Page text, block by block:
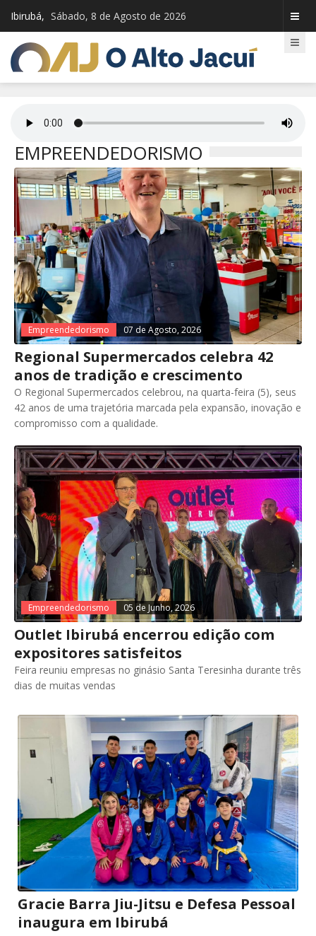
Ibirubá, Sábado, 8 de Agosto de 2026
EMPREENDEDORISMO
Empreendedorismo 07 de Agosto, 2026
Regional Supermercados celebra 42
anos de tradição e crescimento
O Regional Supermercados celebrou, na quarta-feira (5), seus
42 anos de uma trajetória marcada pela expansão, inovação e
compromisso com a qualidade.
Empreendedorismo 05 de Junho, 2026
Outlet Ibirubá encerrou edição com
expositores satisfeitos
Feira reuniu empresas no ginásio Santa Teresinha durante três
dias de muitas vendas
Gracie Barra Jiu-Jitsu e Defesa Pessoal
inaugura em Ibirubá